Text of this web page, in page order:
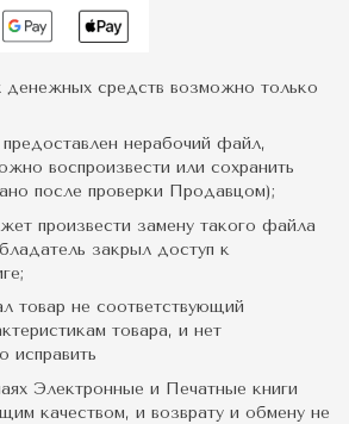
денежных средств возможно только
нерабочий файл,
воспроизвести или сохранить
после проверки Продавцом);
произвести замену такого файла
закрыл доступ к
товар не соответствующий
товара, и нет
исправить
Электронные и Печатные книги
качеством, и возврату и обмену не